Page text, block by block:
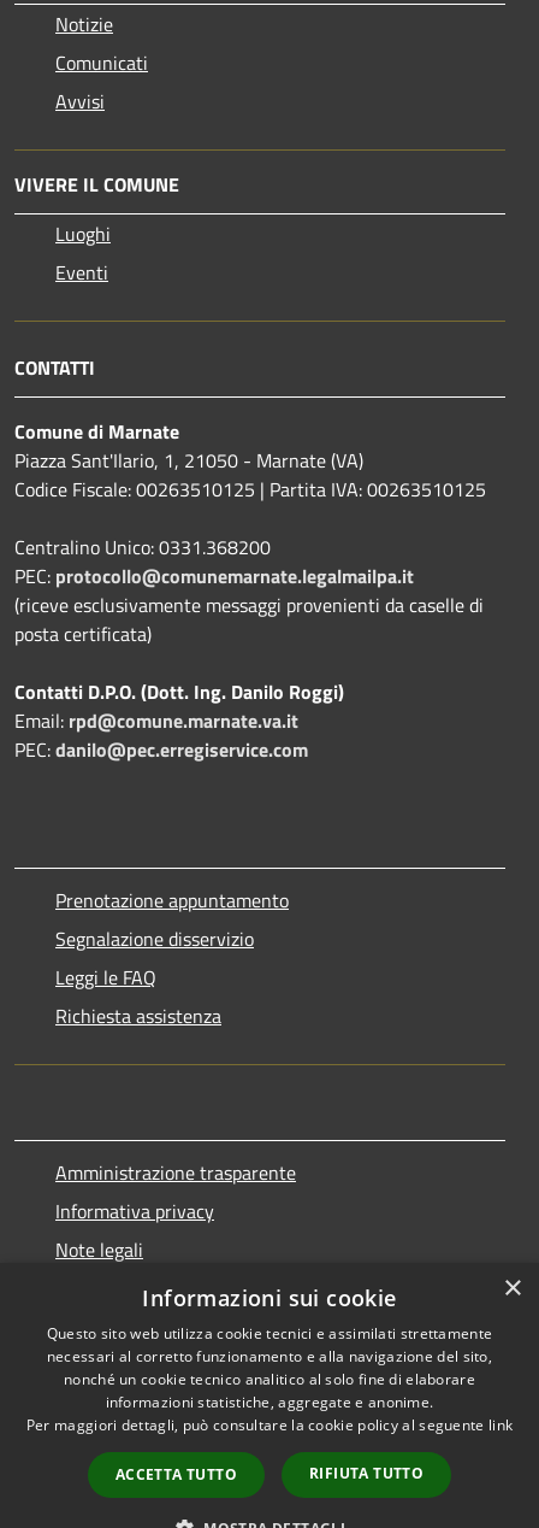
Notizie
Comunicati
Avvisi
VIVERE IL COMUNE
Luoghi
Eventi
CONTATTI
Comune di Marnate
Piazza Sant'Ilario, 1, 21050 - Marnate (VA)
Codice Fiscale: 00263510125 | Partita IVA: 00263510125
Centralino Unico: 0331.368200
PEC: protocollo@comunemarnate.legalmailpa.it
(riceve esclusivamente messaggi provenienti da caselle di
posta certificata)
Contatti D.P.O. (Dott. Ing. Danilo Roggi)
Email: rpd@comune.marnate.va.it
PEC:danilo@pec.erregiservice.com
Prenotazione appuntamento
Segnalazione disservizio
Leggi le FAQ
Richiesta assistenza
Amministrazione trasparente
Informativa privacy
Note legali
Dichiarazione di accessibilità
Accessibilità
Copyright © 2026 • Comune di
Marnate • Powered by
Municipium•
Accesso
redazione
×
Informazioni sui cookie
Questo sito web utilizza cookie tecnici e assimilati strettamente
necessari al corretto funzionamento e alla navigazione del sito,
nonché un cookie tecnico analitico al solo fine di elaborare
informazioni statistiche, aggregate e anonime.
Per maggiori dettagli, può consultare la cookie policy al seguente link
ACCETTA TUTTO RIFIUTA TUTTO